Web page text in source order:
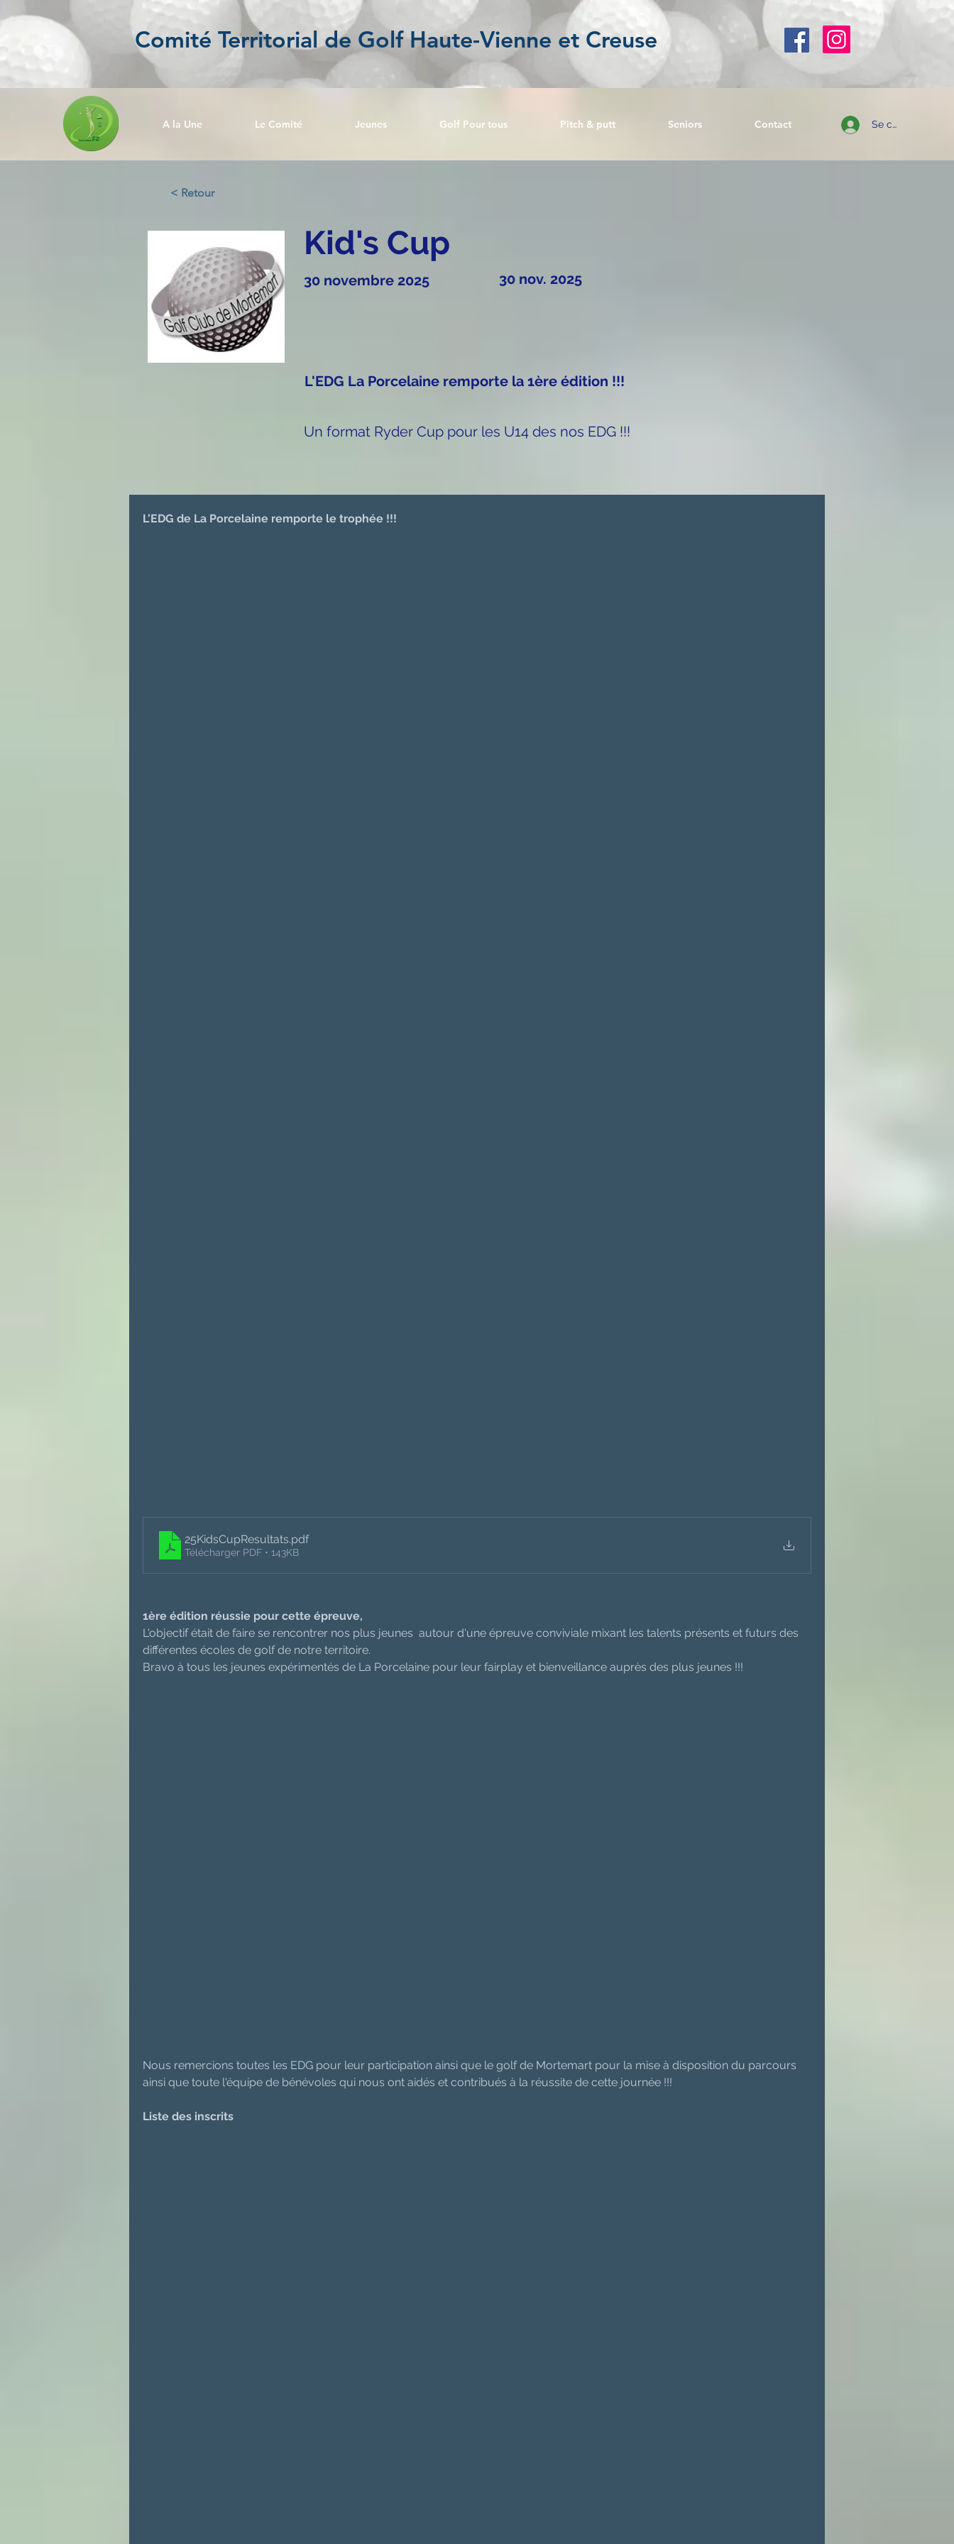
Comité Territorial de Golf Haute-Vienne et Creuse
A la Une Le Comité Jeunes Golf Pour tous Pitch & putt Seniors Contact Se connecter
< Retour
Kid's Cup
30 novembre 2025 30 nov. 2025
L'EDG La Porcelaine remporte la 1ère édition !!!
Un format Ryder Cup pour les U14 des nos EDG !!!
L'EDG de La Porcelaine remporte le trophée !!!
25KidsCupResultats.pdf
Télécharger PDF • 143KB
1ère édition réussie pour cette épreuve,
L'objectif était de faire se rencontrer nos plus jeunes  autour d'une épreuve conviviale mixant les talents présents et futurs des
différentes écoles de golf de notre territoire.
Bravo à tous les jeunes expérimentés de La Porcelaine pour leur fairplay et bienveillance auprès des plus jeunes !!!
Nous remercions toutes les EDG pour leur participation ainsi que le golf de Mortemart pour la mise à disposition du parcours
ainsi que toute l'équipe de bénévoles qui nous ont aidés et contribués à la réussite de cette journée !!!
Liste des inscrits